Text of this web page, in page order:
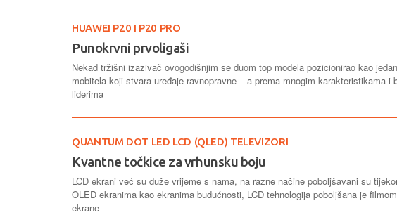
HUAWEI P20 I P20 PRO
Punokrvni prvoligaši
Nekad tržišni izazivač ovogodišnjim se duom top modela pozicionirao kao
mobitela koji stvara uređaje ravnopravne – a prema mnogim karakteristikama
liderima
QUANTUM DOT LED LCD (QLED) TELEVIZORI
Kvantne točkice za vrhunsku boju
LCD ekrani već su duže vrijeme s nama, na razne načine poboljšavani su
OLED ekranima kao ekranima budućnosti, LCD tehnologija poboljšana je
ekrane